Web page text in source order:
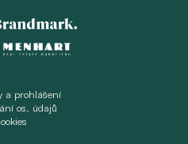
a prohlášení
os. údajů